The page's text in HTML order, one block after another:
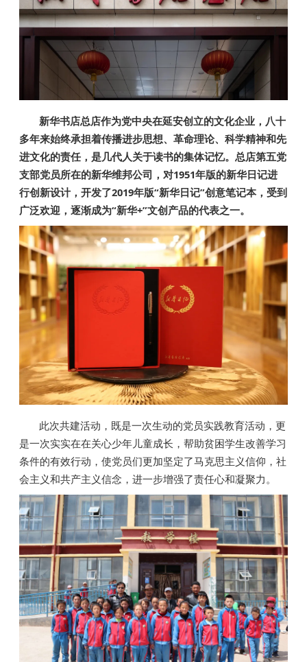
新华书店总店作为党中央在延安创立的文化企业，八十
多年来始终承担着传播进步思想、革命理论、科学精神和先
进文化的责任，是几代人关于读书的集体记忆。总店第五党
支部党员所在的新华维邦公司，对1951年版的新华日记进
行创新设计，开发了2019年版“新华日记”创意笔记本，受到
广泛欢迎，逐渐成为“新华+”文创产品的代表之一。
此次共建活动，既是一次生动的党员实践教育活动，更
是一次实实在在关心少年儿童成长，帮助贫困学生改善学习
条件的有效行动，使党员们更加坚定了马克思主义信仰，社
会主义和共产主义信念，进一步增强了责任心和凝聚力。